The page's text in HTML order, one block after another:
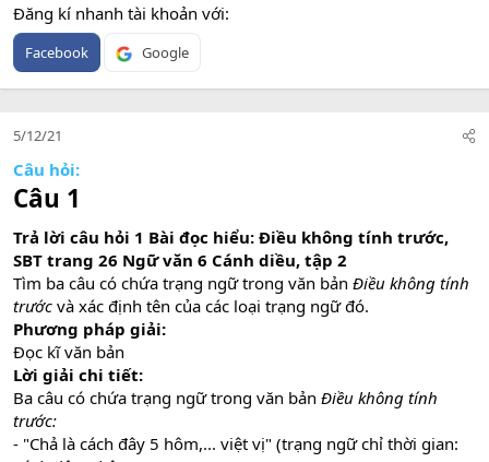
Đăng kí nhanh tài khoản với
Facebook Google
5/12/21
Câu hỏi:
Câu 1
Trả lời câu hỏi 1 Bài đọc hiểu: Điều không tính trước,
SBT trang 26 Ngữ văn 6 Cánh diều, tập 2
Tìm ba câu có chứa trạng ngữ trong văn bản Điều không tính
trước và xác định tên của các loại trạng ngữ đó.
Phương pháp giải:
Đọc kĩ văn bản
Lời giải chi tiết:
Ba câu có chứa trạng ngữ trong văn bản Điều không tính
trước:
- "Chả là cách đây 5 hôm,... việt vị" (trạng ngữ chỉ thời gian: